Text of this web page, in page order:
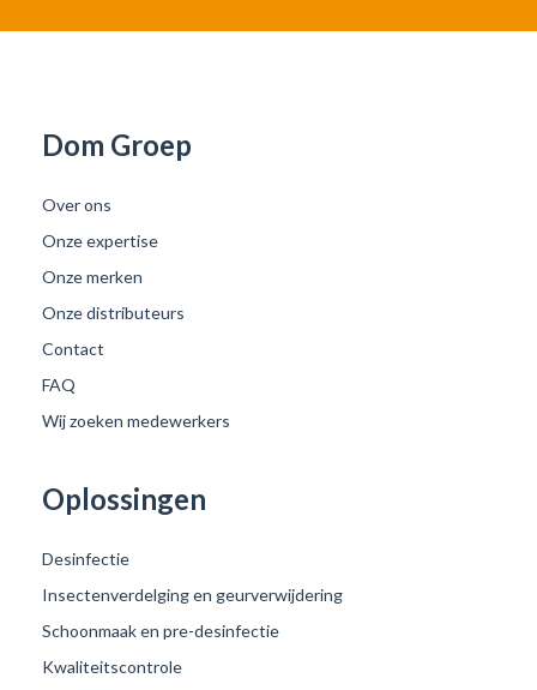
Dom Groep
Over ons
Onze expertise
Onze merken
Onze distributeurs
Contact
FAQ
Wij zoeken medewerkers
Oplossingen
Desinfectie
Insectenverdelging en geurverwijdering
Schoonmaak en pre-desinfectie
Kwaliteitscontrole